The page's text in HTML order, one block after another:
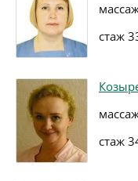
стаж
стаж